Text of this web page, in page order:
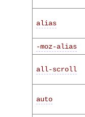
alias
-moz-alias
all-scroll
auto